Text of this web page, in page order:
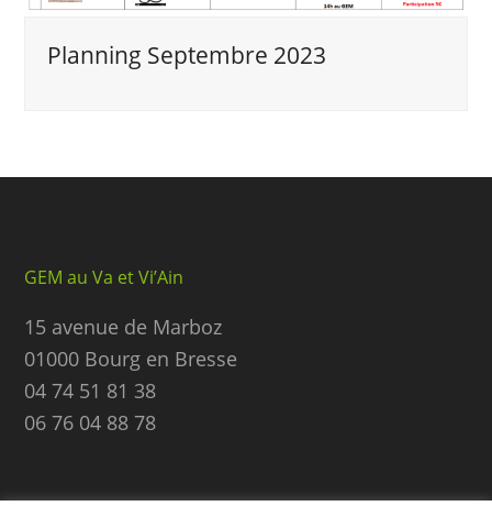
Planning Septembre 2023
GEM au Va et Vi’Ain
15 avenue de Marboz
01000 Bourg en Bresse
04 74 51 81 38
06 76 04 88 78